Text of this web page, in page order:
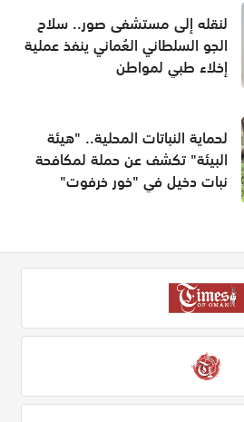
لنقله إلى مستشفى صور.. سلاح
الجو السلطاني العُماني ينفذ عملية
إخلاء طبي لمواطن
لحماية النباتات المحلية.. "هيئة
البيئة" تكشف عن حملة لمكافحة
نبات دخيل في "خور خرفوت"